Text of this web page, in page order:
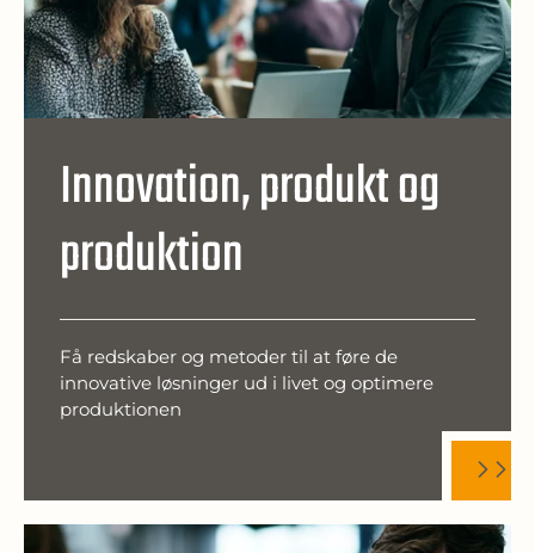
Innovation, produkt og
produktion
Få redskaber og metoder til at føre de
innovative løsninger ud i livet og optimere
produktionen